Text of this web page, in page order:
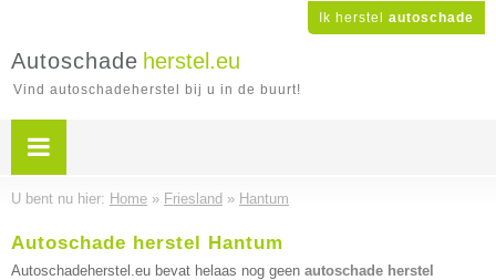
Ik herstel autoschade
Autoschade herstel.eu
Vind autoschadeherstel bij u in de buurt!
U bent nu hier: Home » Friesland » Hantum
Autoschade herstel Hantum
Autoschadeherstel.eu bevat helaas nog geen autoschade herstel